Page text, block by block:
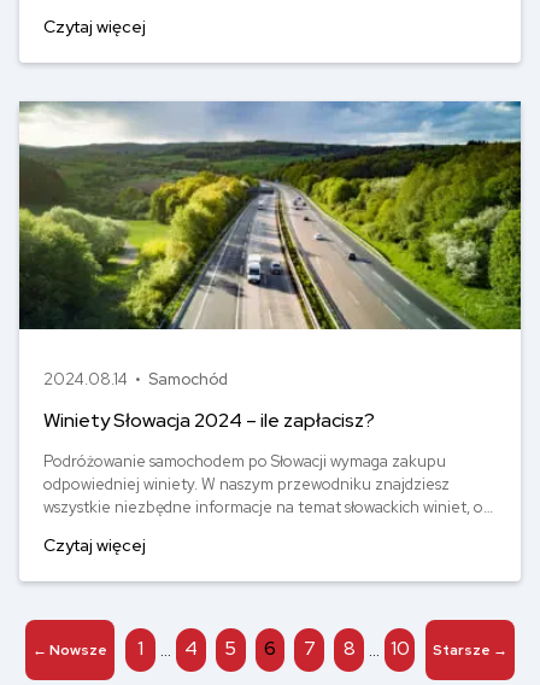
Czytaj więcej
2024.08.14 • Samochód
Winiety Słowacja 2024 – ile zapłacisz?
Podróżowanie samochodem po Słowacji wymaga zakupu
odpowiedniej winiety. W naszym przewodniku znajdziesz
wszystkie niezbędne informacje na temat słowackich winiet, od
braku ważnej winiety. Dzięki temu zaplanujesz swoją podróż do
Czytaj więcej
Stronicowanie
wpisów
← Nowsze 1 … 4 5 6 7 8 … 10 Starsze →